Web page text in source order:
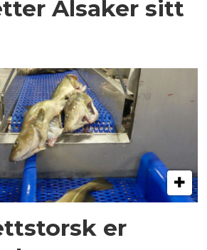
Alsaker sitt
er